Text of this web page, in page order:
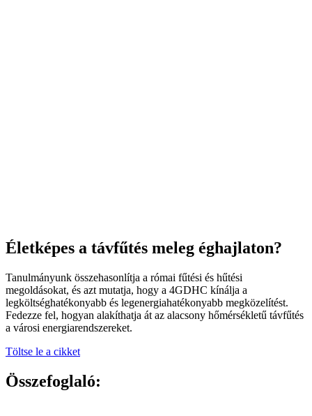
Életképes a távfűtés meleg éghajlaton?
Tanulmányunk összehasonlítja a római fűtési és hűtési
megoldásokat, és azt mutatja, hogy a 4GDHC kínálja a
legköltséghatékonyabb és legenergiahatékonyabb megközelítést.
Fedezze fel, hogyan alakíthatja át az alacsony hőmérsékletű távfűtés
a városi energiarendszereket.
Töltse le a cikket
Összefoglaló: